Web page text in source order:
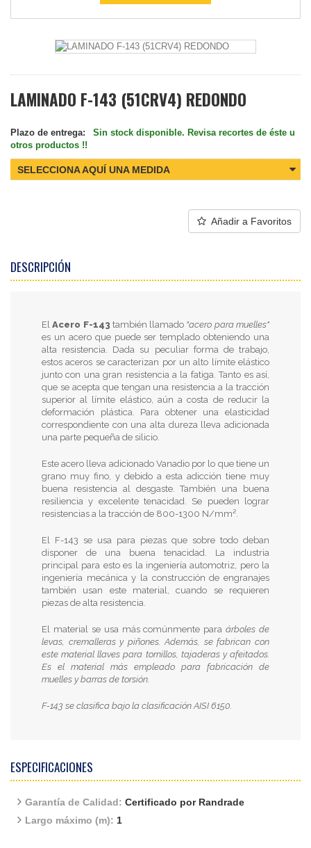
LAMINADO F-143 (51CRV4) REDONDO
Plazo de entrega:
Sin stock disponible. Revisa recortes de éste u
otros productos !!
SELECCIONA AQUÍ UNA MEDIDA
Añadir a Favoritos
DESCRIPCIÓN
ElAcero F-143 también llamado "acero para muelles"
es un acero que puede ser templado obteniendo una
alta resistencia. Dada su peculiar forma de trabajo,
estos aceros se caracterizan por un alto límite elástico
junto con una gran resistencia a la fatiga. Tanto es así,
que se acepta que tengan una resistencia a la tracción
superior al límite elástico, aún a costa de reducir la
deformación plástica. Para obtener una elasticidad
correspondiente con una alta dureza lleva adicionada
una parte pequeña de silicio.
Este acero lleva adicionado Vanadio por lo que tiene un
grano muy fino, y debido a esta adicción tiene muy
buena resistencia al desgaste. También una buena
resiliencia y excelente tenacidad. Se pueden lograr
resistencias a la tracción de 800-1300 N/mm².
El F-143 se usa para piezas que sobre todo deban
disponer de una buena tenacidad. La industria
principal para esto es la ingeniería automotriz, pero la
ingeniería mecánica y la construcción de engranajes
también usan este material, cuando se requieren
piezas de alta resistencia.
El material se usa más comúnmente para árboles de
levas, cremalleras y piñones. Además, se fabrican con
este material llaves para tornillos, tajaderas y afeitados.
Es el material más empleado para fabricación de
muelles y barras de torsión.
F-143 se clasifica bajo la clasificación AISI 6150.
ESPECIFICACIONES
Garantía de Calidad: Certificado por Randrade
Largo máximo (m): 1